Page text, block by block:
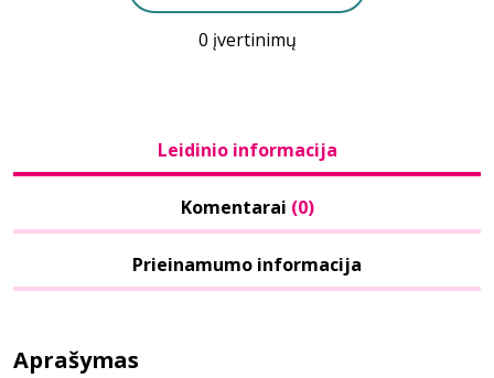
0 įvertinimų
Leidinio informacija
Komentarai (0)
Prieinamumo informacija
Aprašymas